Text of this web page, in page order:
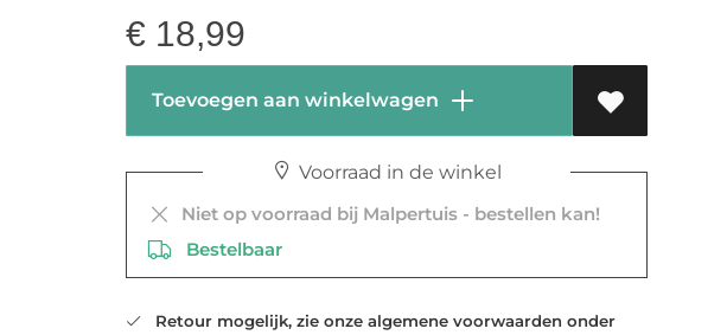
€ 18,99
Toevoegen aan winkelwagen
Voorraad in de winkel
Niet op voorraad bij Malpertuis - bestellen kan!
Bestelbaar
Retour mogelijk, zie onze algemene voorwaarden onder